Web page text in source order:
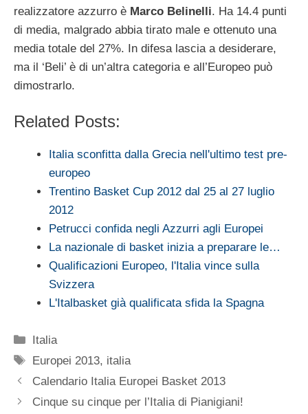
realizzatore azzurro è Marco Belinelli. Ha 14.4 punti
di media, malgrado abbia tirato male e ottenuto una
media totale del 27%. In difesa lascia a desiderare,
ma il ‘Beli’ è di un’altra categoria e all’Europeo può
dimostrarlo.
Related Posts:
Italia sconfitta dalla Grecia nell'ultimo test pre-
europeo
Trentino Basket Cup 2012 dal 25 al 27 luglio
2012
Petrucci confida negli Azzurri agli Europei
La nazionale di basket inizia a preparare le…
Qualificazioni Europeo, l'Italia vince sulla
Svizzera
L'Italbasket già qualificata sfida la Spagna
Categorie
Italia
Tag
Europei 2013, italia
Calendario Italia Europei Basket 2013
Cinque su cinque per l’Italia di Pianigiani!